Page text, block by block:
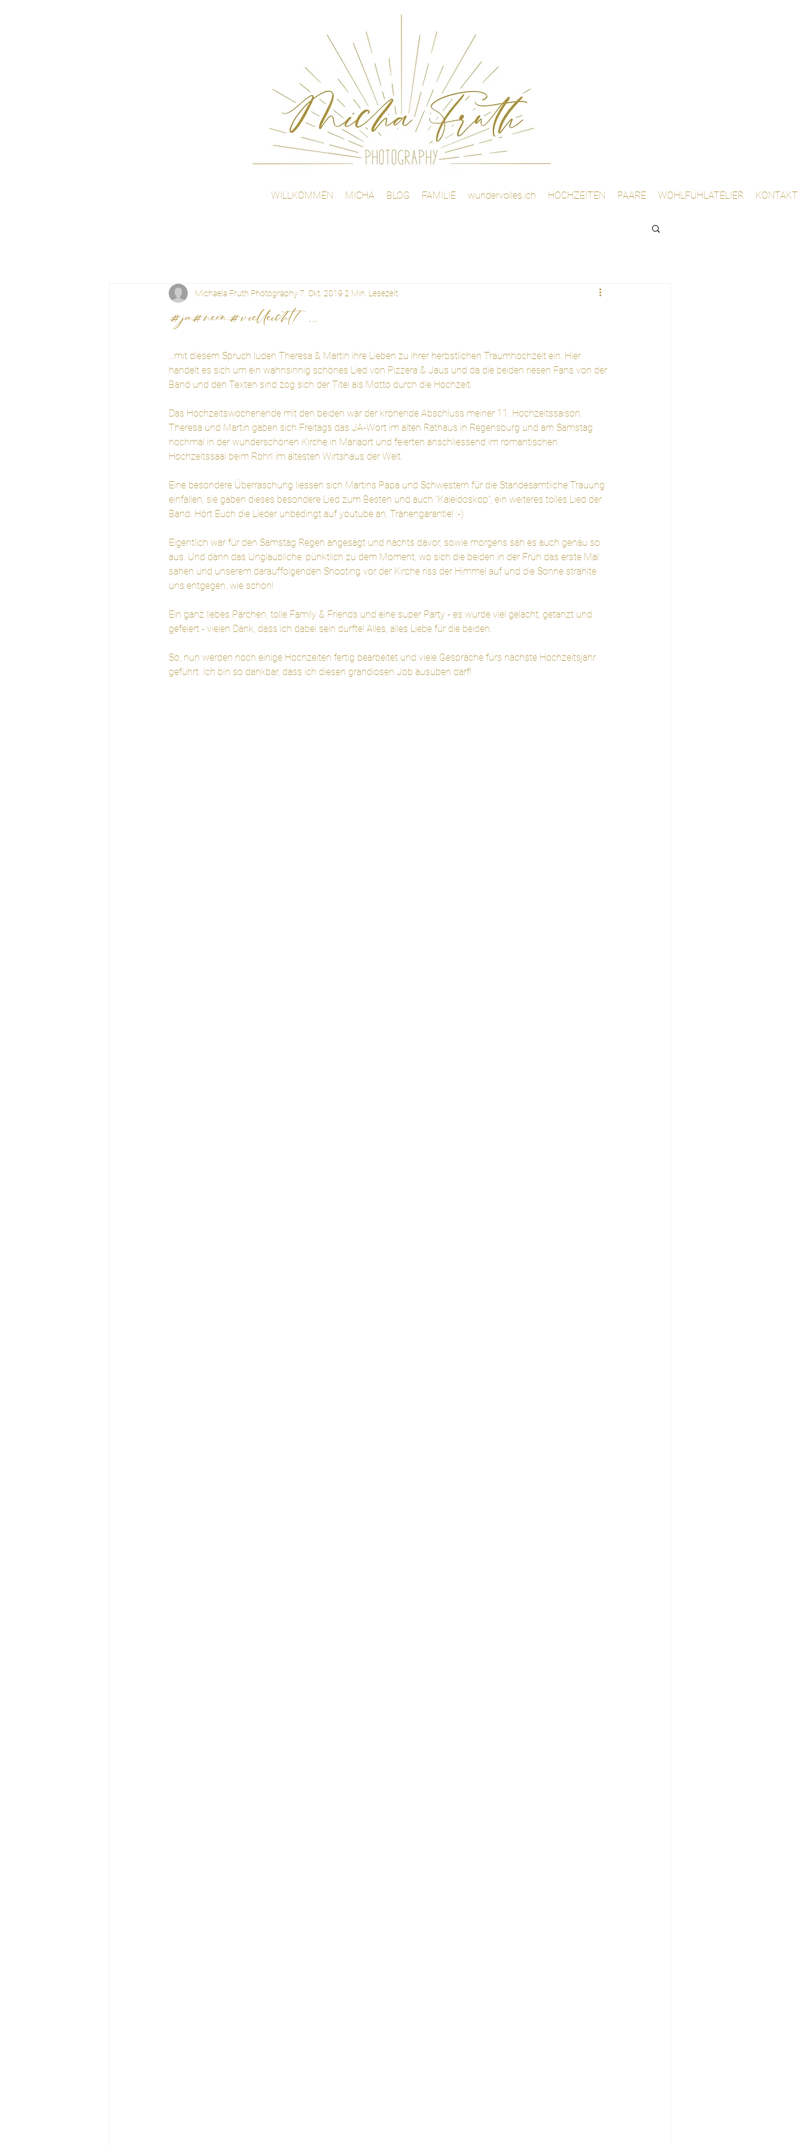
WILLKOMMEN MICHA BLOG FAMILIE wundervolles.ich HOCHZEITEN PAARE WOHLFÜHLATELIER KONTAKT
#ja#nein#vielleicht! ...
Michaela Fruth Photography7. Okt. 2019 2 Min. Lesezeit
...mit diesem Spruch luden Theresa & Martin ihre Lieben zu ihrer herbstlichen Traumhochzeit ein. Hier
handelt es sich um ein wahnsinnig schönes Lied von Pizzera & Jaus und da die beiden riesen Fans von der
Band und den Texten sind zog sich der Titel als Motto durch die Hochzeit.
Das Hochzeitswochenende mit den beiden war der krönende Abschluss meiner 11. Hochzeitssaison.
Theresa und Martin gaben sich Freitags das JA-Wort im alten Rathaus in Regensburg und am Samstag
nochmal in der wunderschönen Kirche in Mariaort und feierten anschliessend im romantischen
Hochzeitssaal beim Röhrl im ältesten Wirtshaus der Welt.
Eine besondere Überraschung liessen sich Martins Papa und Schwestern für die Standesamtliche Trauung
einfallen, sie gaben dieses besondere Lied zum Besten und auch "Kaleidoskop", ein weiteres tolles Lied der
Band. Hört Euch die Lieder unbedingt auf youtube an, Tränengarantie! :-)
Eigentlich war für den Samstag Regen angesagt und nachts davor, sowie morgens sah es auch genau so
aus. Und dann das Unglaubliche: pünktlich zu dem Moment, wo sich die beiden in der Früh das erste Mal
sahen und unserem darauffolgenden Shooting vor der Kirche riss der Himmel auf und die Sonne strahlte
uns entgegen, wie schön!
Ein ganz liebes Pärchen, tolle Family & Friends und eine super Party - es wurde viel gelacht, getanzt und
gefeiert - vielen Dank, dass ich dabei sein durfte! Alles, alles Liebe für die beiden.
So, nun werden noch einige Hochzeiten fertig bearbeitet und viele Gespräche fürs nächste Hochzeitsjahr
geführt. Ich bin so dankbar, dass ich diesen grandiosen Job ausüben darf!